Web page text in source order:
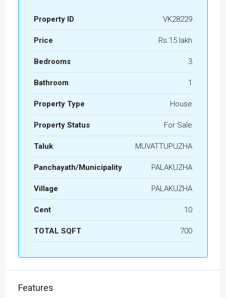
Property ID VK28229
Price Rs.15 lakh
Bedrooms 3
Bathroom 1
Property Type House
Property Status For Sale
Taluk MUVATTUPUZHA
Panchayath/Municipality PALAKUZHA
Village PALAKUZHA
Cent 10
TOTAL SQFT 700
Features